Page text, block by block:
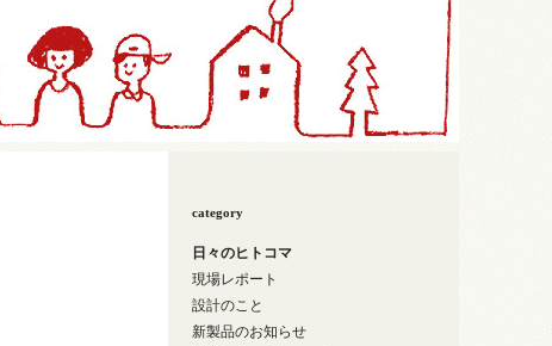
category
日々のヒトコマ
現場レポート
設計のこと
新製品のお知らせ